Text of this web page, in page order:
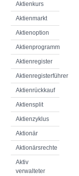
Aktienkurs
Aktienmarkt
Aktienoption
Aktienprogramm
Aktienregister
Aktienregisterführer
Aktienrückkauf
Aktiensplit
Aktienzyklus
Aktionär
Aktionärsrechte
Aktiv
verwalteter